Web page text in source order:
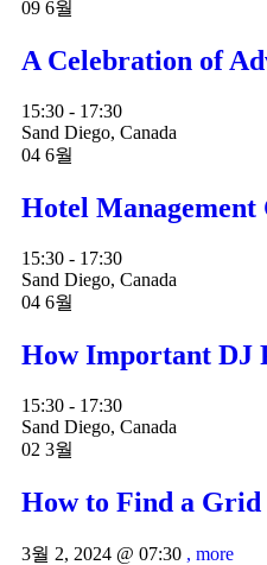
09 6월
A Celebration of
15:30 - 17:30
Sand Diego, Canada
04 6월
Hotel Management
15:30 - 17:30
Sand Diego, Canada
04 6월
How Important DJ
15:30 - 17:30
Sand Diego, Canada
02 3월
How to Find a Grid
3월 2, 2024 @ 07:30 , more